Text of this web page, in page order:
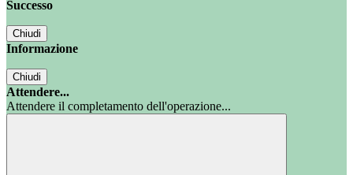
Successo
Chiudi
Informazione
Chiudi
Attendere...
Attendere il completamento dell'operazione...